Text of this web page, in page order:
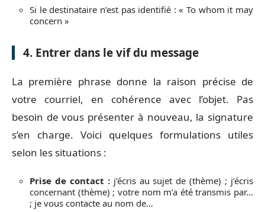
Si le destinataire n’est pas identifié : « To whom it may
concern »
4. Entrer dans le vif du message
La première phrase donne la raison précise de
votre courriel, en cohérence avec l’objet. Pas
besoin de vous présenter à nouveau, la signature
s’en charge. Voici quelques formulations utiles
selon les situations :
Prise de contact :j’écris au sujet de (thème) ; j’écris
concernant (thème) ; votre nom m’a été transmis par…
; je vous contacte au nom de…